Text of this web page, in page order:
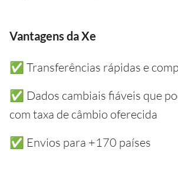
Vantagens da Xe
✅ Transferências rápidas e
✅ Dados cambiais fiáveis que
com taxa de câmbio oferecida
✅ Envios para +170 países